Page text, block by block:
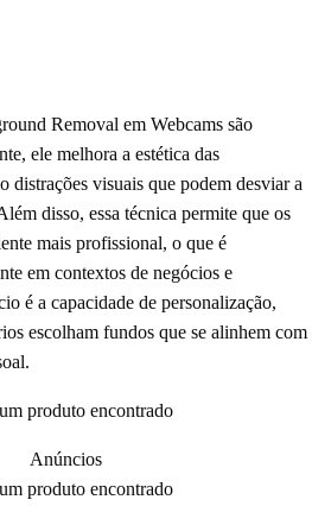
Removal em Webcams são
ele melhora a estética das
distrações visuais que podem desviar a
disso, essa técnica permite que os
mais profissional, o que é
em contextos de negócios e
é a capacidade de personalização,
escolham fundos que se alinhem com
produto encontrado
Anúncios
produto encontrado